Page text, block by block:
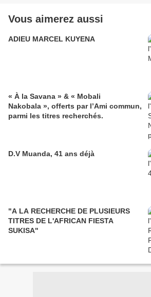
Vous aimerez aussi
ADIEU MARCEL KUYENA
« À la Savana » & « Mobali
Nakobala », offerts par l’Ami commun,
parmi les titres recherchés.
D.V Muanda, 41 ans déjà
"A LA RECHERCHE DE PLUSIEURS
TITRES DE L'AFRICAN FIESTA
SUKISA"